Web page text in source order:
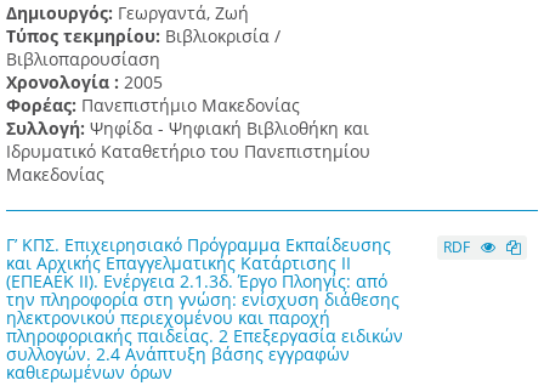
Δημιουργός: Γεωργαντά, Ζωή
Τύπος τεκμηρίου: Βιβλιοκρισία /
Βιβλιοπαρουσίαση
Χρονολογία : 2005
Φορέας: Πανεπιστήμιο Μακεδονίας
Συλλογή: Ψηφίδα - Ψηφιακή Βιβλιοθήκη και
Ιδρυματικό Καταθετήριο του Πανεπιστημίου
Μακεδονίας
Γ’ ΚΠΣ. Επιχειρησιακό Πρόγραμμα Εκπαίδευσης
και Αρχικής Επαγγελματικής Κατάρτισης ΙΙ
(ΕΠΕΑΕΚ ΙΙ). Ενέργεια 2.1.3δ. Έργο Πλοηγίς: από
την πληροφορία στη γνώση: ενίσχυση διάθεσης
ηλεκτρονικού περιεχομένου και παροχή
πληροφοριακής παιδείας. 2 Επεξεργασία ειδικών
συλλογών. 2.4 Ανάπτυξη βάσης εγγραφών
καθιερωμένων όρων
RDF